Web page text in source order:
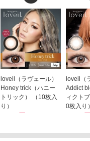
loveil（ラヴェール）
Honey trick（ハニー
トリック） （10枚入
り）
loveil（
Addict
ィクト
0枚入り